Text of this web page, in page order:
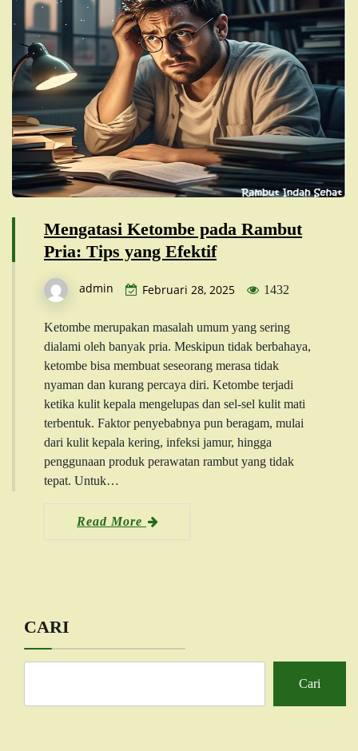
Mengatasi Ketombe pada Rambut
Pria: Tips yang Efektif
admin Februari 28, 2025 1432
Ketombe merupakan masalah umum yang sering
dialami oleh banyak pria. Meskipun tidak berbahaya,
ketombe bisa membuat seseorang merasa tidak
nyaman dan kurang percaya diri. Ketombe terjadi
ketika kulit kepala mengelupas dan sel-sel kulit mati
terbentuk. Faktor penyebabnya pun beragam, mulai
dari kulit kepala kering, infeksi jamur, hingga
penggunaan produk perawatan rambut yang tidak
tepat. Untuk…
Read More
CARI
Cari